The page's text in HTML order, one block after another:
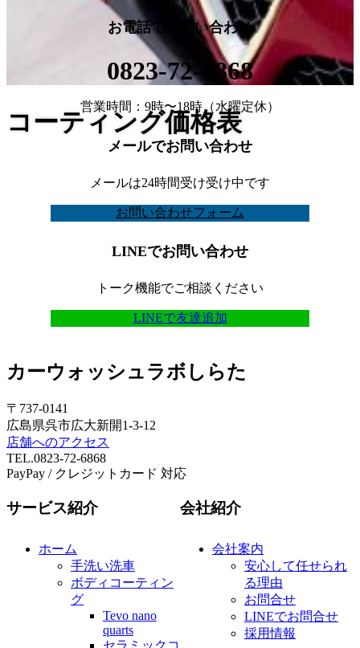
コーティング価格表
お電話でお問い合わせ
0823-72-6868
営業時間：9時〜18時（水曜定休）
メールでお問い合わせ
メールは24時間受け受け中です
お問い合わせフォーム
LINEでお問い合わせ
トーク機能でご相談ください
LINEで友達追加
カーウォッシュラボしらた
〒737-0141
広島県呉市広大新開1-3-12
店舗へのアクセス
TEL.0823-72-6868
PayPay / クレジットカード 対応
サービス紹介
ホーム
手洗い洗車
ボディコーティン
グ
Tevo nano
quarts
セラミックコ
会社紹介
会社案内
安心して任せられ
る理由
お問合せ
LINEでお問合せ
採用情報